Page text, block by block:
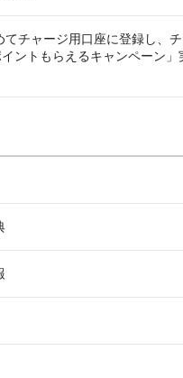
てチャージ用口座に登録し、
ントもらえるキャンペーン」